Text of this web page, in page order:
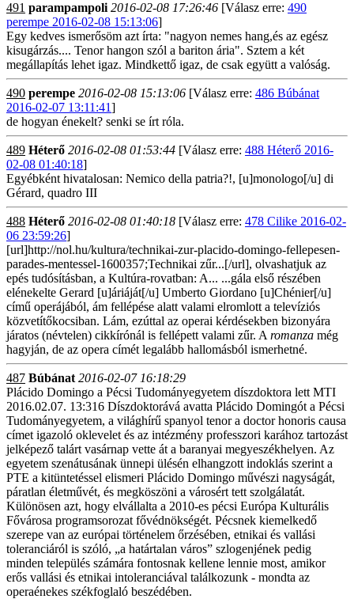
491 parampampoli 2016-02-08 17:26:46 [Válasz erre: 490
perempe 2016-02-08 15:13:06]
Egy kedves ismerősöm azt írta: "nagyon nemes hang,és az egész
kisugárzás.... Tenor hangon szól a bariton ária". Sztem a két
megállapítás lehet igaz. Mindkettő igaz, de csak együtt a valóság.
490 perempe 2016-02-08 15:13:06 [Válasz erre: 486 Búbánat
2016-02-07 13:11:41]
de hogyan énekelt? senki se írt róla.
489 Héterő 2016-02-08 01:53:44 [Válasz erre: 488 Héterő 2016-
02-08 01:40:18]
Egyébként hivatalosan: Nemico della patria?!, [u]monologo[/u] di
Gérard, quadro III
488 Héterő 2016-02-08 01:40:18 [Válasz erre: 478 Cilike 2016-02-
06 23:59:26]
[url]http://nol.hu/kultura/technikai-zur-placido-domingo-fellepesen-
parades-mentessel-1600357;Technikai zűr...[/url], olvashatjuk az
epés tudósításban, a Kultúra-rovatban: A... ...gála első részében
elénekelte Gerard [u]áriáját[/u] Umberto Giordano [u]Chénier[/u]
című operájából, ám fellépése alatt valami elromlott a televíziós
közvetítőkocsiban. Lám, ezúttal az operai kérdésekben bizonyára
járatos (névtelen) cikkírónál is fellépett valami zűr. A romanza még
hagyján, de az opera címét legalább hallomásból ismerhetné.
487 Búbánat 2016-02-07 16:18:29
Plácido Domingo a Pécsi Tudományegyetem díszdoktora lett MTI
2016.02.07. 13:316 Díszdoktorává avatta Plácido Domingót a Pécsi
Tudományegyetem, a világhírű spanyol tenor a doctor honoris causa
címet igazoló oklevelet és az intézmény professzori karához tartozást
jelképező talárt vasárnap vette át a baranyai megyeszékhelyen. Az
egyetem szenátusának ünnepi ülésén elhangzott indoklás szerint a
PTE a kitüntetéssel elismeri Plácido Domingo művészi nagyságát,
páratlan életművét, és megköszöni a városért tett szolgálatát.
Különösen azt, hogy elvállalta a 2010-es pécsi Európa Kulturális
Fővárosa programsorozat fővédnökségét. Pécsnek kiemelkedő
szerepe van az európai történelem őrzésében, etnikai és vallási
toleranciáról is szóló, „a határtalan város” szlogenjének pedig
minden település számára fontosnak kellene lennie most, amikor
erős vallási és etnikai intoleranciával találkozunk - mondta az
operaénekes székfoglaló beszédében.